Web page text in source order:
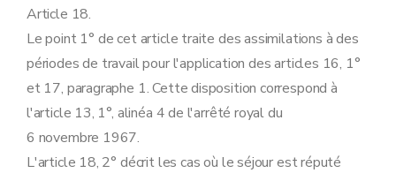
Article 18.
Le point 1° de cet article traite des assimilations à des
périodes de travail pour l'application des articles 16, 1°
et 17, paragraphe 1. Cette disposition correspond à
l'article 13, 1°, alinéa 4 de l'arrêté royal du
6 novembre 1967.
L'article 18, 2° décrit les cas où le séjour est réputé